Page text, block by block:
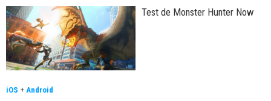
Test de Monster Hunter Now
iOS + Android